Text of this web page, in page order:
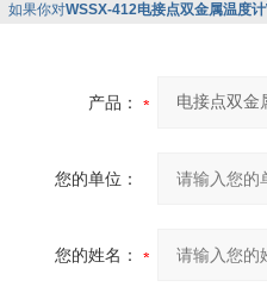
如果你对WSSX-412电接点双金属温度
产品：
您的单位：
您的姓名：